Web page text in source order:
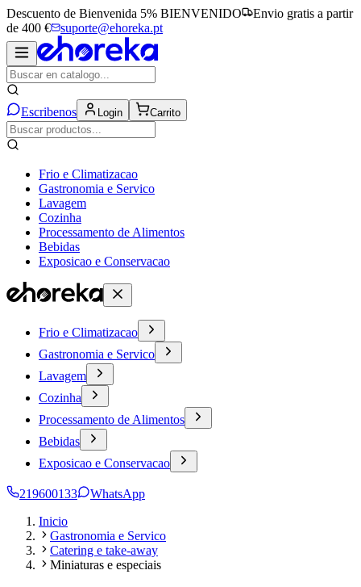
Descuento de Bienvenida 5% BIENVENIDO
Envio gratis a partir
de 400 €
suporte@ehoreka.pt
Escribenos Login Carrito
Frio e Climatizacao
Gastronomia e Servico
Lavagem
Cozinha
Processamento de Alimentos
Bebidas
Exposicao e Conservacao
Frio e Climatizacao
Gastronomia e Servico
Lavagem
Cozinha
Processamento de Alimentos
Bebidas
Exposicao e Conservacao
219600133
WhatsApp
Inicio
Gastronomia e Servico
Catering e take-away
Miniaturas e especiais